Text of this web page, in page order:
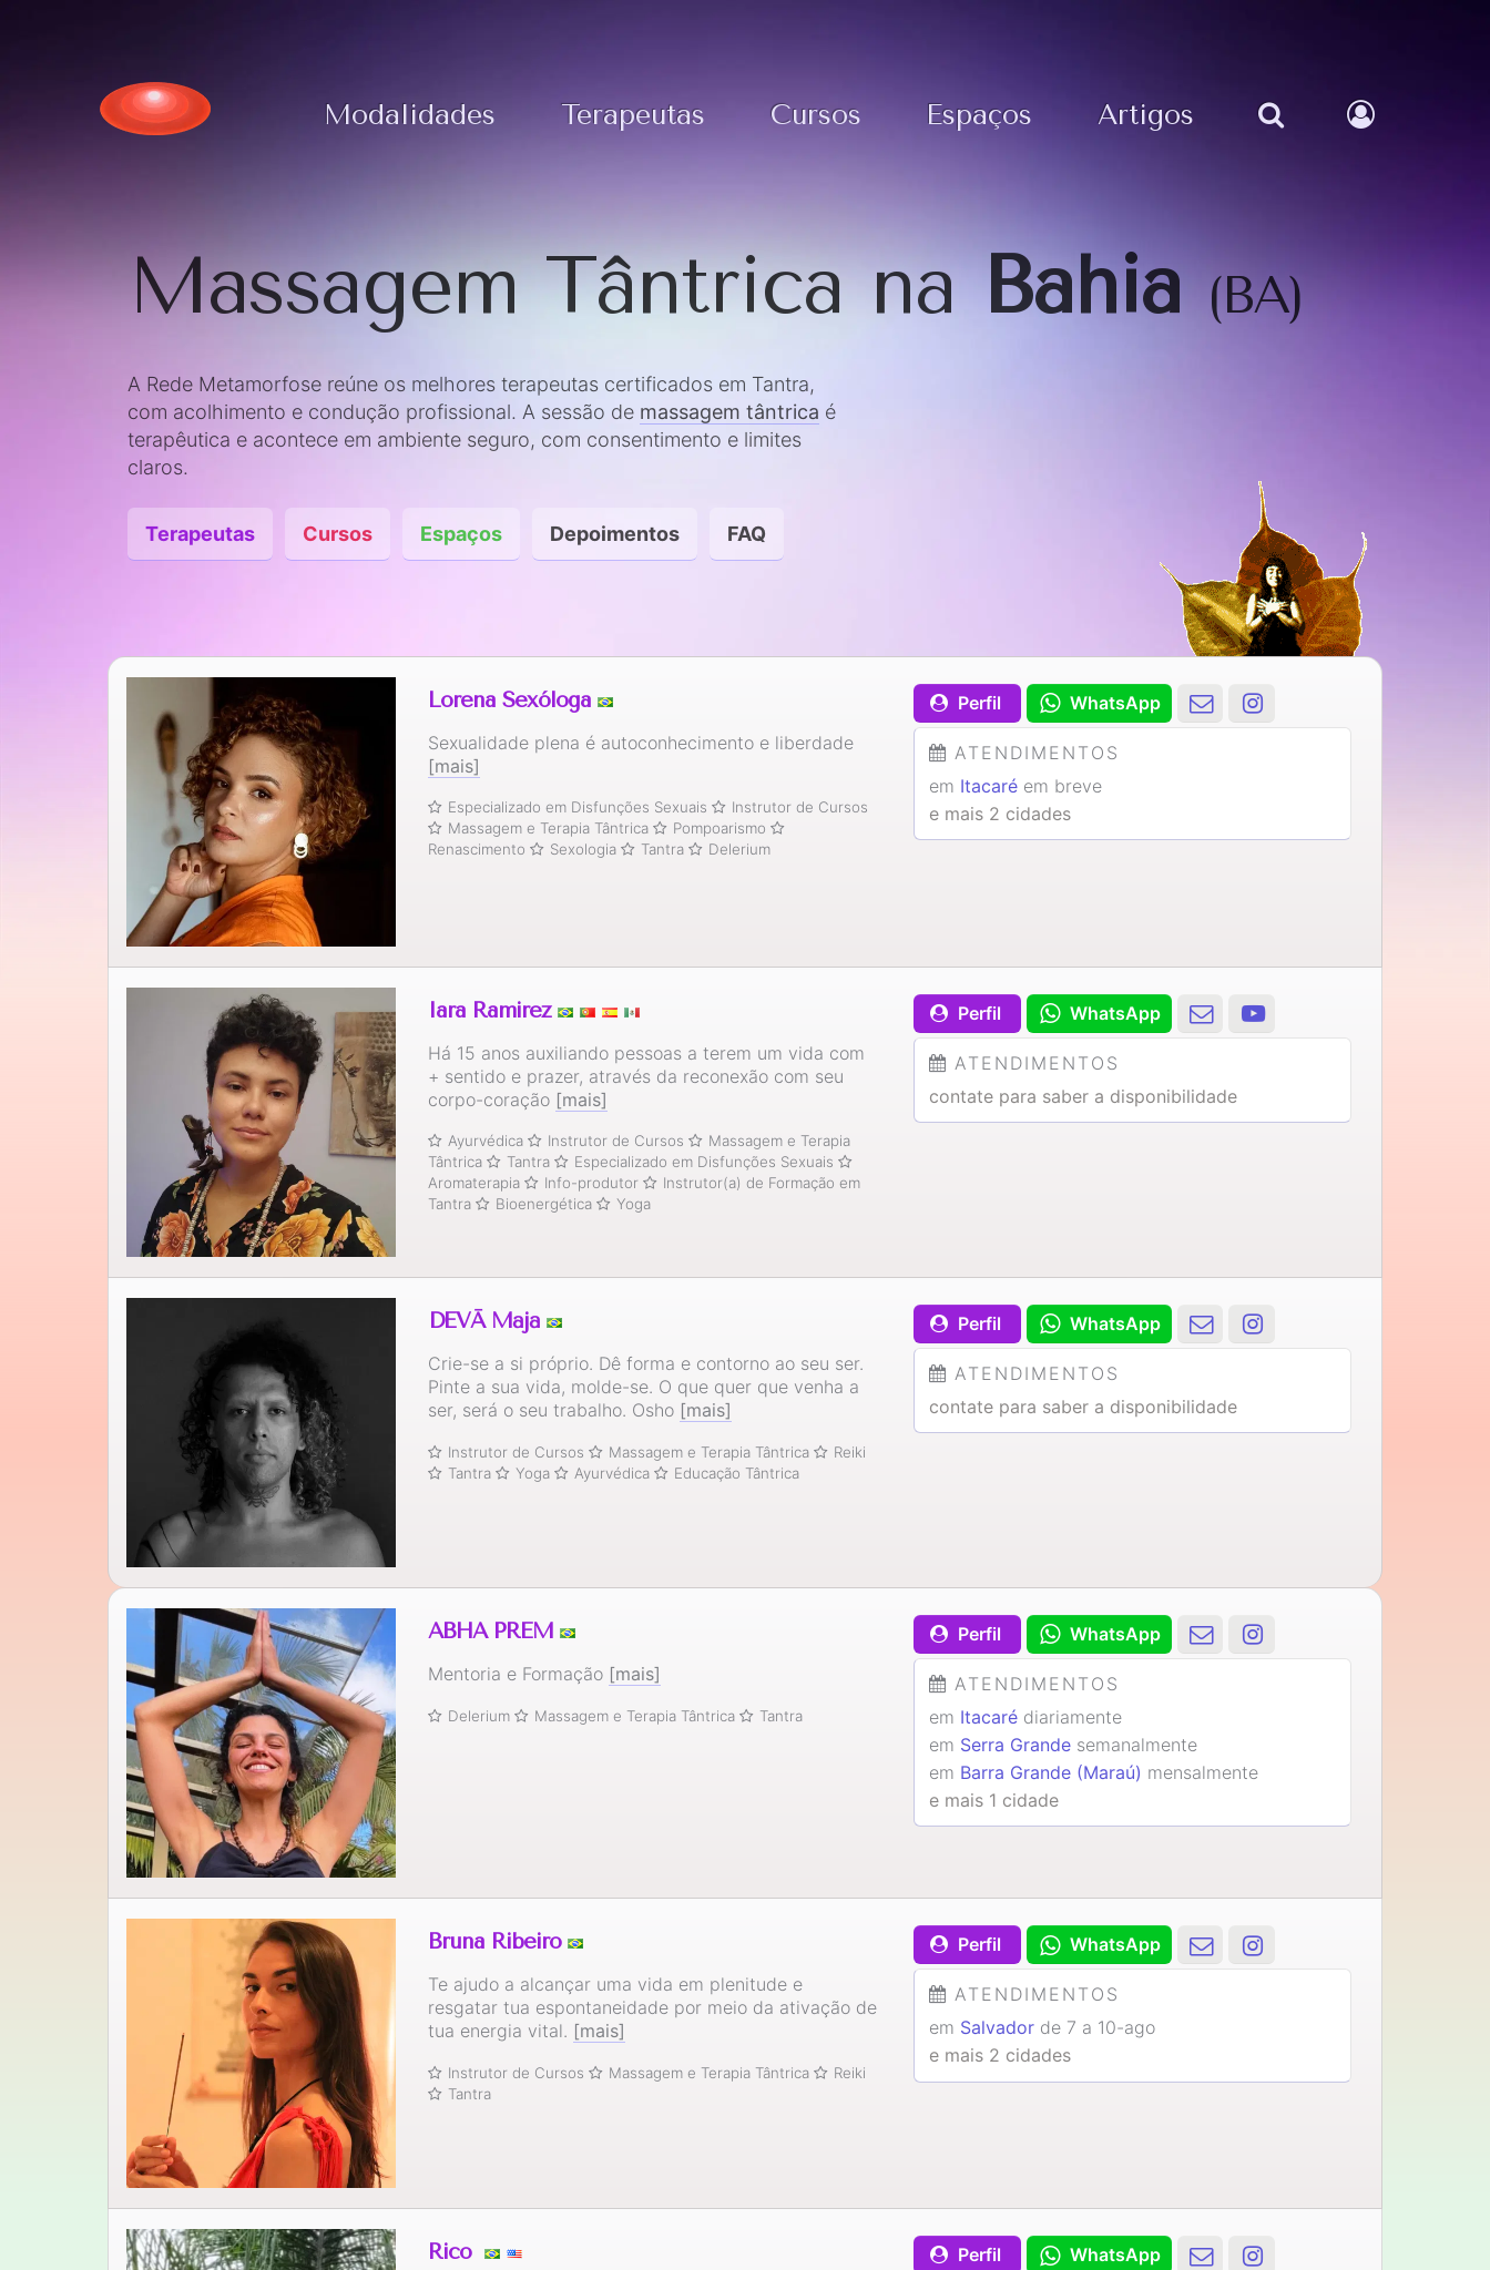
Modalidades Terapeutas Cursos Espaços Artigos
Massagem Tântrica naBahia(BA)
A Rede Metamorfose reúne os melhores terapeutas certificados em Tantra,
com acolhimento e condução profissional. A sessão de massagem tântrica é
terapêutica e acontece em ambiente seguro, com consentimento e limites
claros.
Terapeutas Cursos Espaços Depoimentos FAQ
Lorena Sexóloga
Sexualidade plena é autoconhecimento e liberdade
[mais]
Especializado em Disfunções Sexuais
Instrutor de Cursos
Massagem e Terapia Tântrica
Pompoarismo
Renascimento
Sexologia Tantra Delerium
Perfil WhatsApp
ATENDIMENTOS
em Itacaré em breve
e mais 2 cidades
Iara Ramirez
Há 15 anos auxiliando pessoas a terem um vida com
+ sentido e prazer, através da reconexão com seu
corpo-coração [mais]
Ayurvédica Instrutor de Cursos
Massagem e Terapia
Tântrica
Tantra
Especializado em Disfunções Sexuais
Aromaterapia
Info-produtor
Instrutor(a) de Formação em
Tantra
Bioenergética Yoga
Perfil WhatsApp
ATENDIMENTOS
contate para saber a disponibilidade
DEVĀ Mājā
Crie-se a si próprio. Dê forma e contorno ao seu ser.
Pinte a sua vida, molde-se. O que quer que venha a
ser, será o seu trabalho. Osho [mais]
Instrutor de Cursos Massagem e Terapia Tântrica
Reiki
Tantra
Yoga Ayurvédica Educação Tântrica
Perfil WhatsApp
ATENDIMENTOS
contate para saber a disponibilidade
ABHA PREM
Mentoria e Formação [mais]
Delerium Massagem e Terapia Tântrica Tantra
Perfil WhatsApp
ATENDIMENTOS
em Itacaré diariamente
em Serra Grande semanalmente
em Barra Grande (Maraú) mensalmente
e mais 1 cidade
Bruna Ribeiro
Te ajudo a alcançar uma vida em plenitude e
resgatar tua espontaneidade por meio da ativação de
tua energia vital. [mais]
Instrutor de Cursos Massagem e Terapia Tântrica
Reiki
Tantra
Perfil WhatsApp
ATENDIMENTOS
em Salvador de 7 a 10-ago
e mais 2 cidades
Rico Perfil WhatsApp